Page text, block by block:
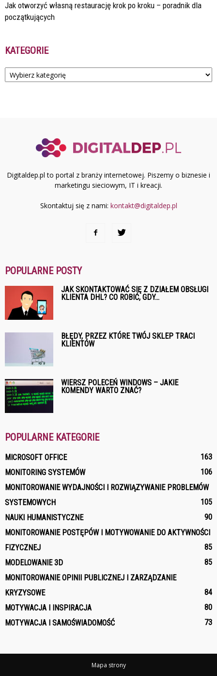
Jak otworzyć własną restaurację krok po kroku – poradnik dla
początkujących
KATEGORIE
Kategorie
Digitaldep.pl to portal z branży internetowej. Piszemy o biznesie i
marketingu sieciowym, IT i kreacji.
Skontaktuj się z nami: kontakt@digitaldep.pl
POPULARNE POSTY
JAK SKONTAKTOWAĆ SIĘ Z DZIAŁEM OBSŁUGI
KLIENTA DHL? CO ROBIĆ, GDY...
BŁĘDY, PRZEZ KTÓRE TWÓJ SKLEP TRACI
KLIENTÓW
WIERSZ POLECEŃ WINDOWS – JAKIE
KOMENDY WARTO ZNAĆ?
POPULARNE KATEGORIE
MICROSOFT OFFICE
163
MONITORING SYSTEMÓW
106
MONITOROWANIE WYDAJNOŚCI I ROZWIĄZYWANIE PROBLEMÓW
SYSTEMOWYCH
105
NAUKI HUMANISTYCZNE
90
MONITOROWANIE POSTĘPÓW I MOTYWOWANIE DO AKTYWNOŚCI
FIZYCZNEJ
85
MODELOWANIE 3D
85
MONITOROWANIE OPINII PUBLICZNEJ I ZARZĄDZANIE
KRYZYSOWE
84
MOTYWACJA I INSPIRACJA
80
MOTYWACJA I SAMOŚWIADOMOŚĆ
73
Mapa strony